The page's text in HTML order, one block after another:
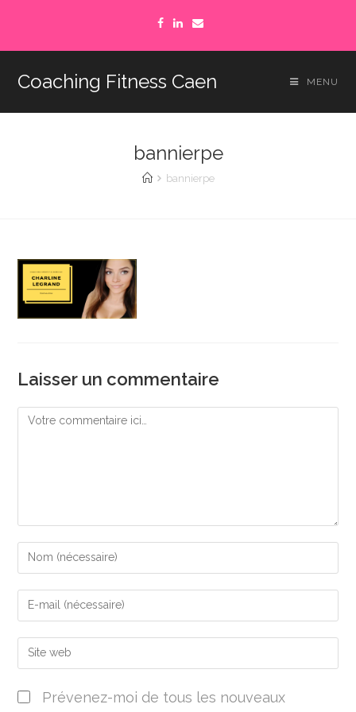
Coaching Fitness Caen MENU
bannierpe
bannierpe
Laisser un commentaire
Prévenez-moi de tous les nouveaux